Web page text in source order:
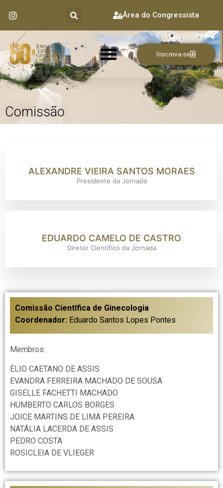
Área do Congressista
Inscreva-se
Comissão
ALEXANDRE VIEIRA SANTOS MORAES
Presidente da Jornada
EDUARDO CAMELO DE CASTRO
Diretor Científico da Jornada
Comissão Científica de Ginecologia
Coordenador: Eduardo Santos Lopes Pontes
Membros:
ÉLIO CAETANO DE ASSIS
EVANDRA FERREIRA MACHADO DE SOUSA
GISELLE FACHETTI MACHADO
HUMBERTO CARLOS BORGES
JOICE MARTINS DE LIMA PEREIRA
NATÁLIA LACERDA DE ASSIS
PEDRO COSTA
ROSICLEIA DE VLIEGER